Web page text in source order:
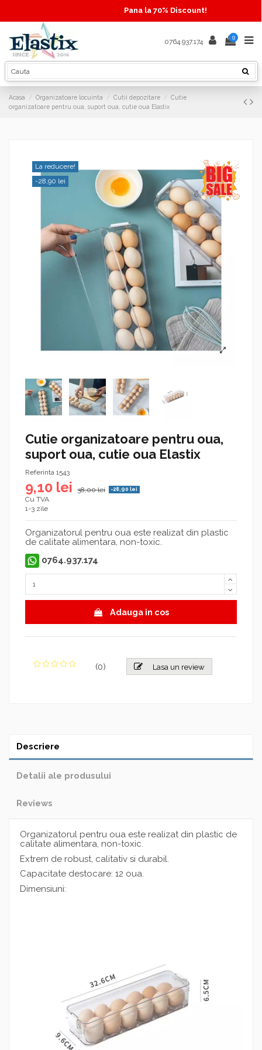
Pana la 70% Discount!
0764.937.174 0
Acasa Organizatoare locuinta Cutii depozitare
Cutie
organizatoare pentru oua, suport oua, cutie oua Elastix
La reducere!
-28,90 lei
Cutie organizatoare pentru oua,
suport oua, cutie oua Elastix
Referinta 1543
9,10 lei 38,00 lei -28,90 lei
Cu TVA
1-3 zile
Organizatorul pentru oua este realizat din plastic
de calitate alimentara, non-toxic.
0764.937.174
Adauga in cos
(0) Lasa un review
Descriere
Detalii ale produsului
Reviews
Organizatorul pentru oua este realizat din plastic de
calitate alimentara, non-toxic.
Extrem de robust, calitativ si durabil.
Capacitate destocare: 12 oua.
Dimensiuni: